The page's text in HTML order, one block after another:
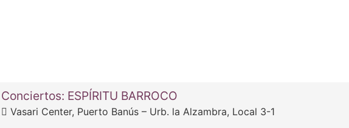
Conciertos: ESPÍRITU BARROCO
Vasari Center, Puerto Banús – Urb. la Alzambra, Local 3-1